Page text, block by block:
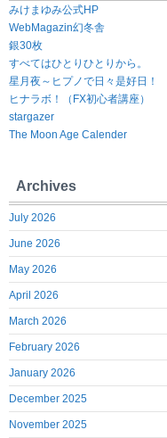
みけまゆみ公式HP
WebMagazin幻冬舎
銀30枚
すべてはひとりひとりから。
星月夜～ヒプノで日々是好日！
ヒナラボ！（FX初心者講座）
stargazer
The Moon Age Calender
Archives
July 2026
June 2026
May 2026
April 2026
March 2026
February 2026
January 2026
December 2025
November 2025